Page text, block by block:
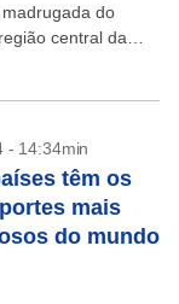
do
central da
- 14:34min
têm os
mais
do mundo